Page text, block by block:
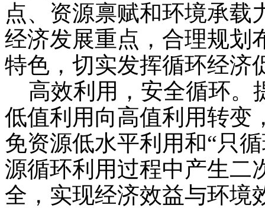
点、资源禀赋和环境承载
经济发展重点，合理规划
特色，切实发挥循环经济
高效利用，安全循环。
低值利用向高值利用转变
免资源低水平利用和“只
源循环利用过程中产生二
全，实现经济效益与环境